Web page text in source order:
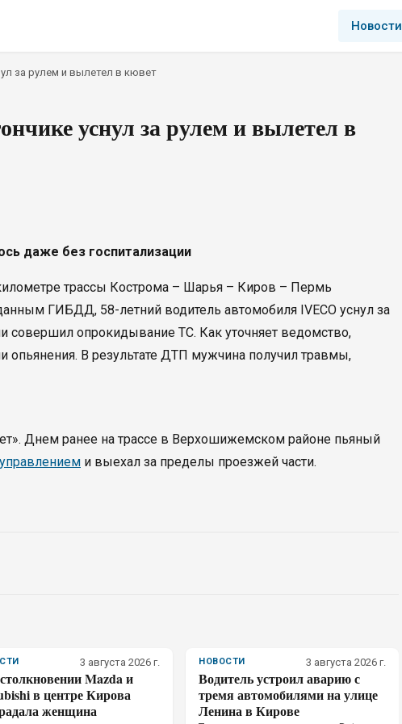
Новости
за рулем и вылетел в кювет
уснул за рулем и вылетел в
даже без госпитализации
трассы Кострома – Шарья – Киров – Пермь
ГИБДД, 58-летний водитель автомобиля IVECO уснул за
совершил опрокидывание ТС. Как уточняет ведомство,
опьянения. В результате ДТП мужчина получил травмы,
Днем ранее на трассе в Верхошижемском районе пьяный
и выехал за пределы проезжей части.
3 августа 2026 г.
Mazda и
в центре Кирова
женщина
НОВОСТИ 3 августа 2026 г.
Водитель устроил аварию с
тремя автомобилями на улице
Ленина в Кирове